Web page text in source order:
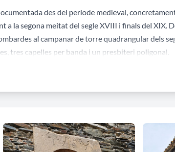
des del període medieval,
la segona meitat del segle XVIII i finals del XIX.
al campanar de torre quadrangular dels
tres capelles per banda i un presbiteri poligonal.
la inscripció de la data de la construcció de
de Sant Marçal i Santa Anastàsia, dels segles XVI